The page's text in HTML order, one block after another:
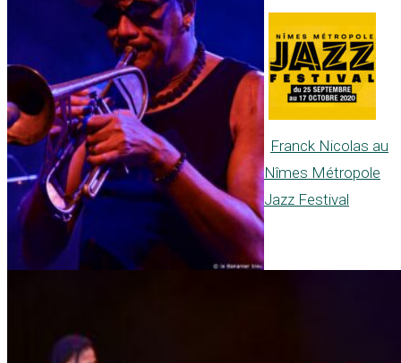
Franck Nicolas au
Nîmes Métropole
Jazz Festival